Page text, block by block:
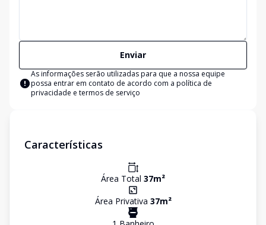
Enviar
As informações serão utilizadas para que a nossa equipe
possa entrar em contato de acordo com a política de
privacidade e termos de serviço
Características
Área Total 37m²
Área Privativa 37m²